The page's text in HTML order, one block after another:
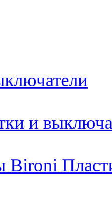
и
Bironi